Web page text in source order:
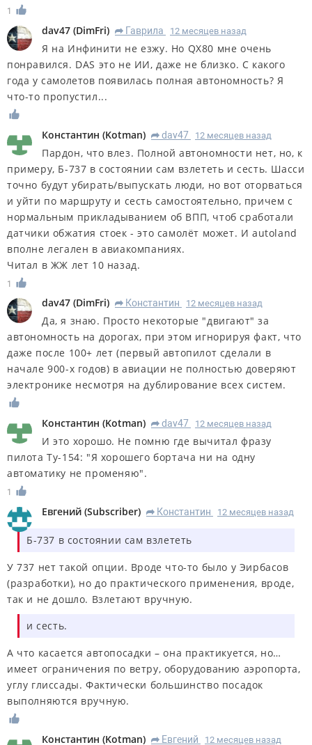
1
dav47 (DimFri) R Гаврила 12 месяцев назад
Я на Инфинити не езжу. Но QX80 мне очень
понравился. DAS это не ИИ, даже не близко. С какого
года у самолетов появилась полная автономность? Я
что-то пропустил...
Константин (Kotman) R dav47 12 месяцев назад
Пардон, что влез. Полной автономности нет, но, к
примеру, Б-737 в состоянии сам взлететь и сесть. Шасси
точно будут убирать/выпускать люди, но вот оторваться
и уйти по маршруту и сесть самостоятельно, причем с
нормальным прикладыванием об ВПП, чтоб сработали
датчики обжатия стоек - это самолёт может. И autoland
вполне легален в авиакомпаниях.
Читал в ЖЖ лет 10 назад.
1
dav47 (DimFri) R Константин 12 месяцев назад
Да, я знаю. Просто некоторые "двигают" за
автономность на дорогах, при этом игнорируя факт, что
даже после 100+ лет (первый автопилот сделали в
начале 900-х годов) в авиации не полностью доверяют
электронике несмотря на дублирование всех систем.
Константин (Kotman) R dav47 12 месяцев назад
И это хорошо. Не помню где вычитал фразу
пилота Ту-154: "Я хорошего бортача ни на одну
автоматику не променяю".
1
Евгений (Subscriber) R Константин 12 месяцев назад
Б-737 в состоянии сам взлететь
У 737 нет такой опции. Вроде что-то было у Эирбасов
(разработки), но до практического применения, вроде,
так и не дошло. Взлетают вручную.
и сесть.
А что касается автопосадки – она практикуется, но…
имеет ограничения по ветру, оборудованию аэропорта,
углу глиссады. Фактически большинство посадок
выполняются вручную.
Константин (Kotman) R Евгений 12 месяцев назад